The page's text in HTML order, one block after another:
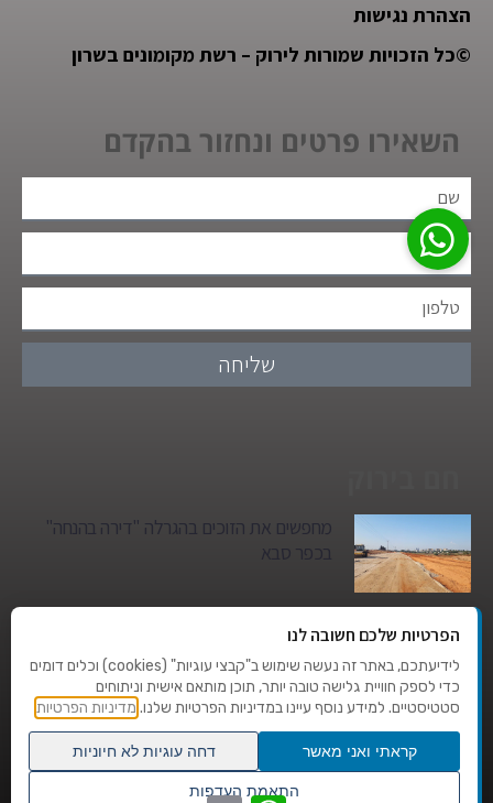
הצהרת נגישות
©כל הזכויות שמורות לירוק – רשת מקומונים בשרון
השאירו פרטים ונחזור בהקדם
שליחה
מחפשים את הזוכים בהגרלה "דירה בהנחה"
בכפר סבא
גן הילדים של מרים סיטי יהפוך למגדל מגורים:
סגירת מעגל היסטורית במגדיאל
טרגדיה בצהרי היום: בן 80 נהרג על מעבר
החצייה בהוד השרון
גלילה
הפרטיות שלכם חשובה לנו
לידיעתכם, באתר זה נעשה שימוש ב"קבצי עוגיות" (cookies) וכלים דומים
כדי לספק חוויית גלישה טובה יותר, תוכן מותאם אישית וניתוחים
סטטיסטיים. למידע נוסף עיינו במדיניות הפרטיות שלנו. מדיניות הפרטיות
קראתי ואני מאשר
דחה עוגיות לא חיוניות
התאמת העדפות